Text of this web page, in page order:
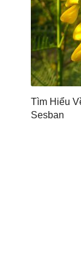
Tìm Hiểu
Sesban